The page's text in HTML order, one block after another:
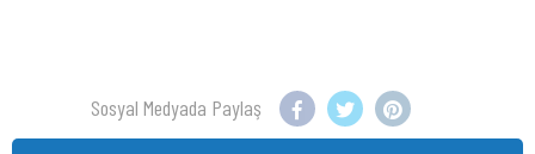
Sosyal Medyada Paylaş